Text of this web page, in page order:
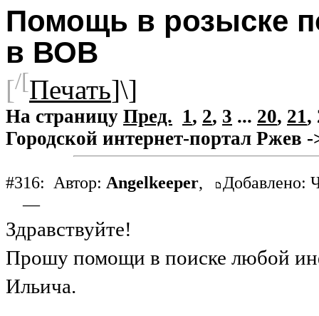
Помощь в розыске
в ВОВ
[/[Печать]\]
На страницу Пред. 1, 2, 3 ... 20, 21,
Городской интернет-портал Ржев
#316: Автор: Angelkeeper,
Добавлено:
—
Здравствуйте!
Прошу помощи в поиске любой
Ильича.